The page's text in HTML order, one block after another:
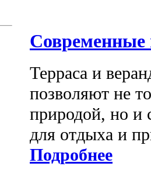
Современные
Терраса и
позволяют не
природой, но и
для отдыха и
Подробнее